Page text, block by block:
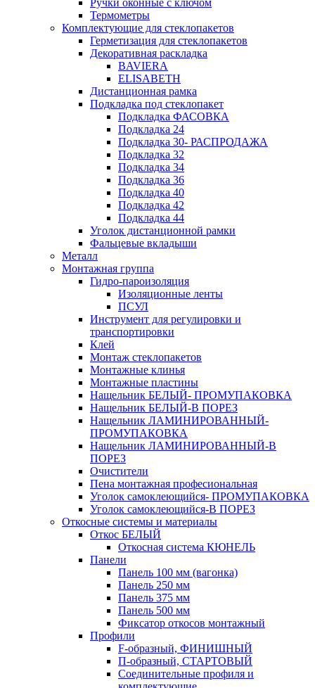
Термометры
Комплектующие для стеклопакетов
Герметизация для стеклопакетов
Декоративная раскладка
BAVIERA
ELISABETH
Дистанционная рамка
Подкладка под стеклопакет
Подкладка ФАСОВКА
Подкладка 24
Подкладка 30- РАСПРОДАЖА
Подкладка 32
Подкладка 34
Подкладка 36
Подкладка 40
Подкладка 42
Подкладка 44
Уголок дистанционной рамки
Фальцевые вкладыши
Металл
Монтажная группа
Гидро-пароизоляция
Изоляционные ленты
ПСУЛ
Инструмент для регулировки и
транспортировки
Клей
Монтаж стеклопакетов
Монтажные клинья
Монтажные пластины
Нащельник БЕЛЫЙ- ПРОМУПАКОВКА
Нащельник БЕЛЫЙ-В ПОРЕЗ
Нащельник ЛАМИНИРОВАННЫЙ-
ПРОМУПАКОВКА
Нащельник ЛАМИНИРОВАННЫЙ-В
ПОРЕЗ
Очистители
Пена монтажная професиональная
Уголок самоклеющийся- ПРОМУПАКОВКА
Уголок самоклеющийся-В ПОРЕЗ
Откосные системы и материалы
Откос БЕЛЫЙ
Откосная система КЮНЕЛЬ
Панели
Панель 100 мм (вагонка)
Панель 250 мм
Панель 375 мм
Панель 500 мм
Фиксатор откосов монтажный
Профили
F-образный, ФИНИШНЫЙ
П-образный, СТАРТОВЫЙ
Соединительные профиля и